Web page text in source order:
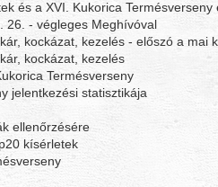
és a XVI. Kukorica
26. - végleges Meghívóval
kockázat, kezelés - előszó a mai
kockázat, kezelés
Termésverseny
jelentkezési statisztikája
ellenőrzésére
kísérletek